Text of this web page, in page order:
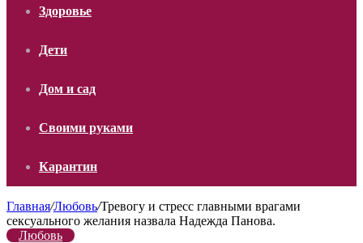
Здоровье
Дети
Дом и сад
Своими руками
Карантин
Главная/Любовь/Тревогу и стресс главными врагами
сексуального желания назвала Надежда Панова.
Любовь